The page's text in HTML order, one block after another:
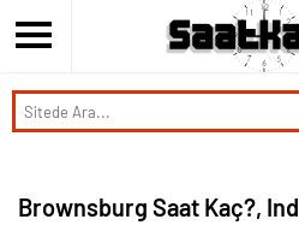
Brownsburg Saat Kaç?,